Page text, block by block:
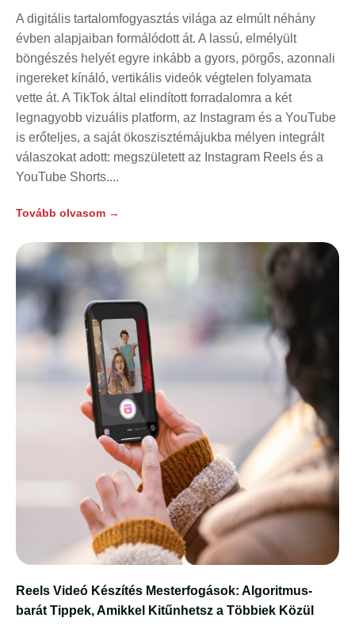
A digitális tartalomfogyasztás világa az elmúlt néhány
évben alapjaiban formálódott át. A lassú, elmélyült
böngészés helyét egyre inkább a gyors, pörgős, azonnali
ingereket kínáló, vertikális videók végtelen folyamata
vette át. A TikTok által elindított forradalomra a két
legnagyobb vizuális platform, az Instagram és a YouTube
is erőteljes, a saját ökoszisztémájukba mélyen integrált
válaszokat adott: megszületett az Instagram Reels és a
YouTube Shorts.
Tovább olvasom →
Reels Videó Készítés Mesterfogások: Algoritmus-
barát Tippek, Amikkel Kitűnhetsz a Többiek Közül